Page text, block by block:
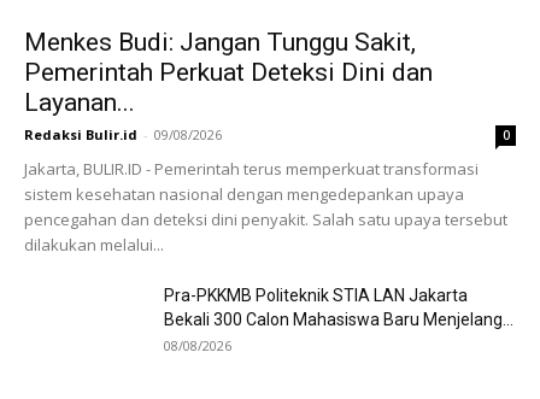
Menkes Budi: Jangan Tunggu Sakit,
Pemerintah Perkuat Deteksi Dini dan
Layanan...
Redaksi Bulir.id - 09/08/2026 0
Jakarta, BULIR.ID - Pemerintah terus memperkuat transformasi
sistem kesehatan nasional dengan mengedepankan upaya
pencegahan dan deteksi dini penyakit. Salah satu upaya tersebut
dilakukan melalui...
Pra-PKKMB Politeknik STIA LAN Jakarta
Bekali 300 Calon Mahasiswa Baru Menjelang...
08/08/2026